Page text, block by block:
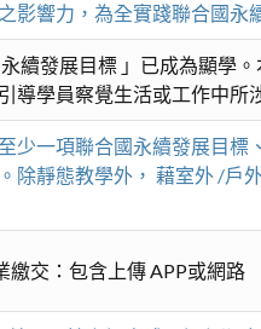
影響力，為全實踐聯合國永
續發展目標 」已成為顯學
導學員察覺生活或工作中所
少一項聯合國永續發展目標
除靜態教學外， 藉室外 /戶
繳交：包含上傳 APP或網路